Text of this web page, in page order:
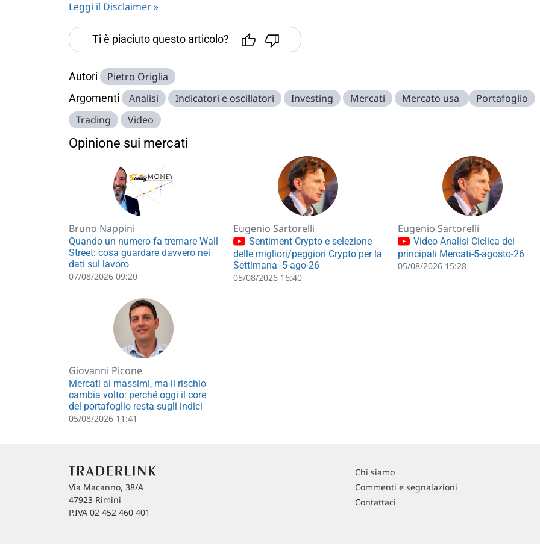
Leggi il Disclaimer »
Ti è piaciuto questo articolo?
Autori Pietro Origlia
Argomenti Analisi Indicatori e oscillatori Investing Mercati Mercato usa
Portafoglio
Trading
Video
Opinione sui mercati
Bruno Nappini
Quando un numero fa tremare Wall
Street: cosa guardare davvero nei
dati sul lavoro
07/08/2026 09:20
Eugenio Sartorelli
Sentiment Crypto e selezione
delle migliori/peggiori Crypto per la
Settimana -5-ago-26
05/08/2026 16:40
Eugenio Sartorelli
Video Analisi Ciclica dei
principali Mercati-5-agosto-26
05/08/2026 15:28
Giovanni Picone
Mercati ai massimi, ma il rischio
cambia volto: perché oggi il core
del portafoglio resta sugli indici
05/08/2026 11:41
Via Macanno, 38/A
47923 Rimini
P.IVA 02 452 460 401
Chi siamo
Commenti e segnalazioni
Contattaci